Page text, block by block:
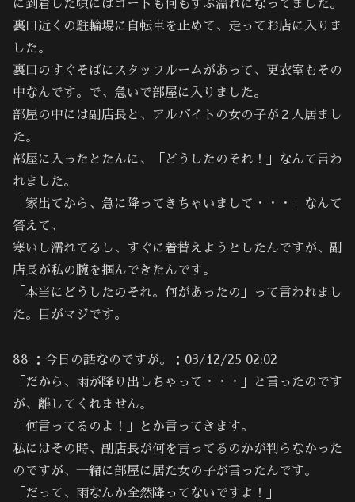
に到着した頃にはコートも何もずぶ濡れになってました。
裏口近くの駐輪場に自転車を止めて、走ってお店に入りま
した。
裏口のすぐそばにスタッフルームがあって、更衣室もその
中なんです。で、急いで部屋に入りました。
部屋の中には副店長と、アルバイトの女の子が２人居まし
た。
部屋に入ったとたんに、「どうしたのそれ！」なんて言わ
れました。
「家出てから、急に降ってきちゃいまして・・・」なんて
答えて、
寒いし濡れてるし、すぐに着替えようとしたんですが、副
店長が私の腕を掴んできたんです。
「本当にどうしたのそれ。何があったの」って言われまし
た。目がマジです。
88 ：今日の話なのですが。：03/12/25 02:02
「だから、雨が降り出しちゃって・・・」と言ったのです
が、離してくれません。
「何言ってるのよ！」とか言ってきます。
私にはその時、副店長が何を言ってるのかが判らなかった
のですが、一緒に部屋に居た女の子が言ったんです。
「だって、雨なんか全然降ってないですよ！」